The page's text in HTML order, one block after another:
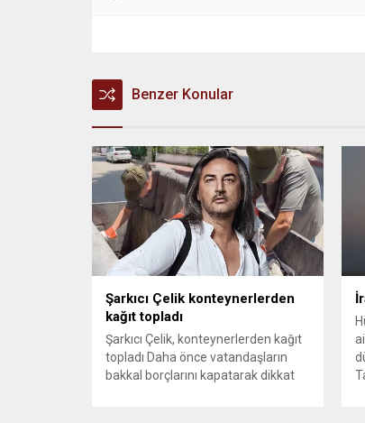
Benzer Konular
Şarkıcı Çelik konteynerlerden
kağıt topladı
Şarkıcı Çelik, konteynerlerden kağıt
topladı Daha önce vatandaşların
bakkal borçlarını kapatarak dikkat